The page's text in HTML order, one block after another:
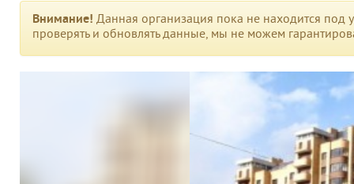
Внимание! Данная организация пока не находится под
проверять и обновлять данные, мы не можем